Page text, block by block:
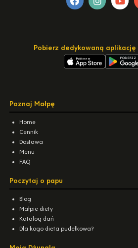
Pobierz dedykowaną aplikację
Poznaj Małpę
Home
Cennik
Dostawa
Menu
FAQ
Poczytaj o papu
Blog
Małpie diety
Katalog dań
Dla kogo dieta pudełkowa?